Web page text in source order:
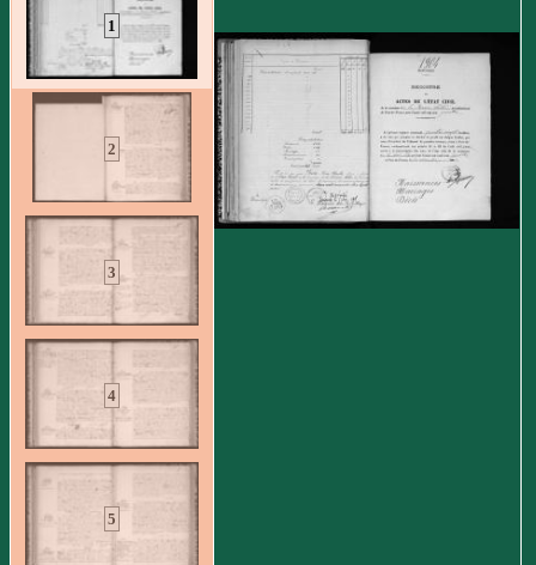
1
2
3
4
5